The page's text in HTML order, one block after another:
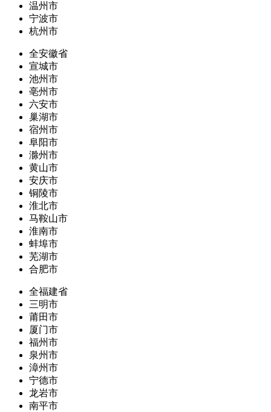
温州市
宁波市
杭州市
全安徽省
宣城市
池州市
亳州市
六安市
巢湖市
宿州市
阜阳市
滁州市
黄山市
安庆市
铜陵市
淮北市
马鞍山市
淮南市
蚌埠市
芜湖市
合肥市
全福建省
三明市
莆田市
厦门市
福州市
泉州市
漳州市
宁德市
龙岩市
南平市